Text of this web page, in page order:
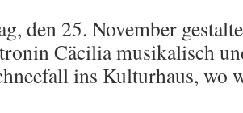
den 25. November
Cäcilia musikalisch
ins Kulturhaus, wo